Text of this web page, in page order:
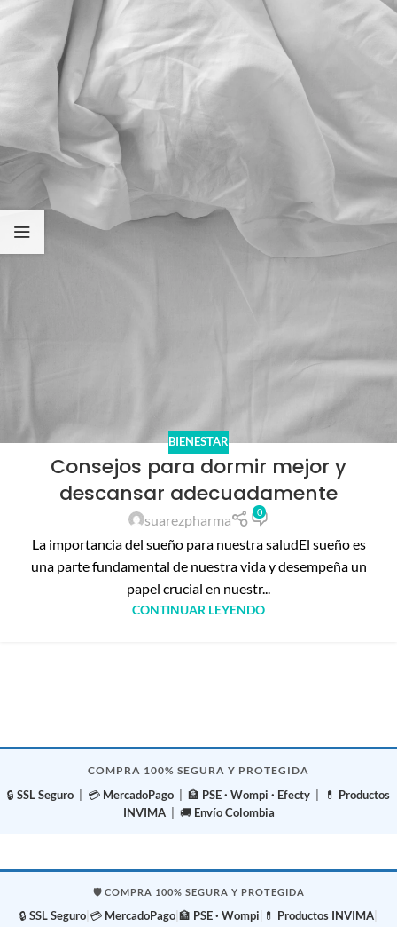
BIENESTAR
Consejos para dormir mejor y
descansar adecuadamente
suarezpharma 0
La importancia del sueño para nuestra saludEl sueño es
una parte fundamental de nuestra vida y desempeña un
papel crucial en nuestr...
CONTINUAR LEYENDO
COMPRA 100% SEGURA Y PROTEGIDA
🔒 SSL Seguro | 💳 MercadoPago | 🏦 PSE · Wompi · Efecty | 💊 Productos
INVIMA| 🚚 Envío Colombia
🛡️ COMPRA 100% SEGURA Y PROTEGIDA
🔒 SSL Seguro 💳 MercadoPago 🏦 PSE · Wompi 💊 Productos INVIMA